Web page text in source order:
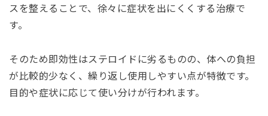
スを整えることで、徐々に症状を出にくくする治療で
す。
そのため即効性はステロイドに劣るものの、体への負担
が比較的少なく、繰り返し使用しやすい点が特徴です。
目的や症状に応じて使い分けが行われます。